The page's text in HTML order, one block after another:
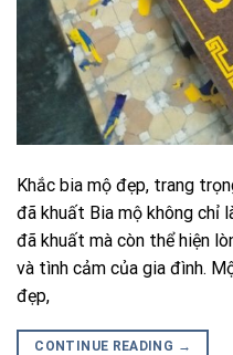
Khắc bia mộ đẹp, trang
đã khuất Bia mộ không chỉ
đã khuất mà còn thể hiện
và tình cảm của gia đình.
đẹp,
CONTINUE READING →